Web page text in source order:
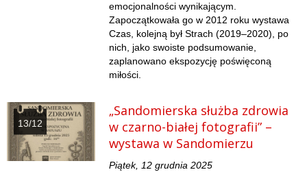
emocjonalności wynikającym.
Zapoczątkowała go w 2012 roku wystawa
Czas, kolejną był Strach (2019–2020), po
nich, jako swoiste podsumowanie,
zaplanowano ekspozycję poświęconą
miłości.
13/12
„Sandomierska służba zdrowia
w czarno-białej fotografii” –
wystawa w Sandomierzu
Piątek, 12 grudnia 2025